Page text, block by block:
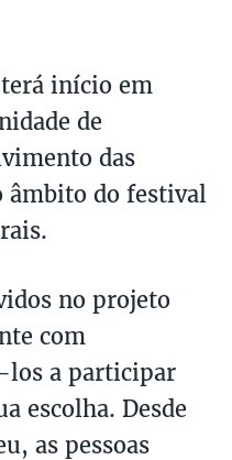
início em
de
das
âmbito do festival
no projeto
com
los a participar
escolha. Desde
as pessoas